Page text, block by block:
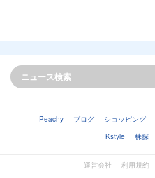
Peachy ブログ ショッピング
Kstyle
株探
運営会社 利用規約